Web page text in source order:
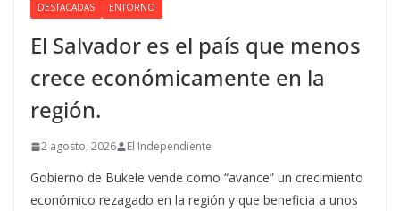
DESTACADAS ENTORNO
El Salvador es el país que menos
crece económicamente en la
región.
2 agosto, 2026 El Independiente
Gobierno de Bukele vende como “avance” un crecimiento
económico rezagado en la región y que beneficia a unos